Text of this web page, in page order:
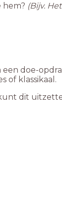
hem? (Bijv.
doe-
of klassikaal.
kunt dit